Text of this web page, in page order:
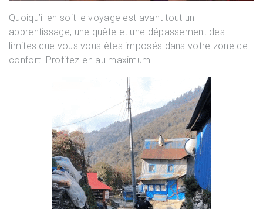
Quoiqu’il en soit le voyage est avant tout un
apprentissage, une quête et une dépassement des
limites que vous vous êtes imposés dans votre zone de
confort. Profitez-en au maximum !